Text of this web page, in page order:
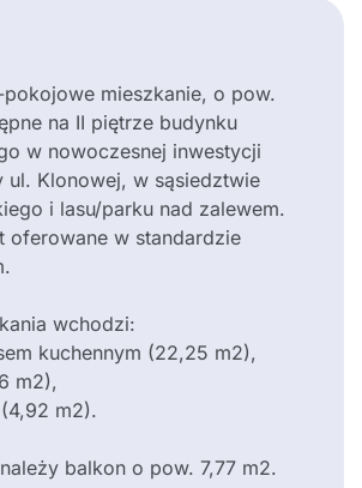
pokojowe mieszkanie, o pow.
na II piętrze budynku
w nowoczesnej inwestycji
ul. Klonowej, w sąsiedztwie
i lasu/parku nad zalewem.
oferowane w standardzie
wchodzi:
kuchennym (22,25 m2),
m2),
m2).
balkon o pow. 7,77 m2.